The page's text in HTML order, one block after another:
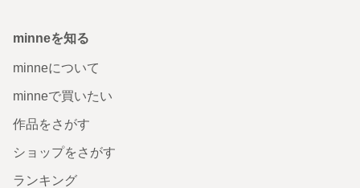
minneを知る
minneについて
minneで買いたい
作品をさがす
ショップをさがす
ランキング